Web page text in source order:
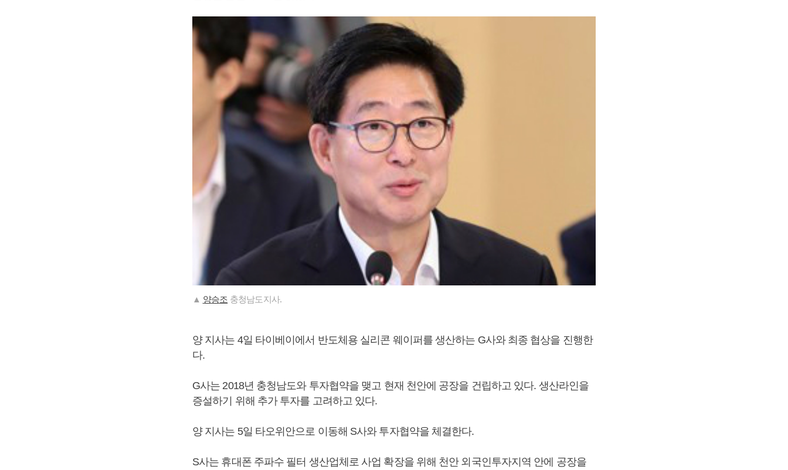
▲ 양승조 충청남도지사.
양 지사는 4일 타이베이에서 반도체용 실리콘 웨이퍼를 생산하는 G사와 최종 협상을 진행한
다.
G사는 2018년 충청남도와 투자협약을 맺고 현재 천안에 공장을 건립하고 있다. 생산라인을
증설하기 위해 추가 투자를 고려하고 있다.
양 지사는 5일 타오위안으로 이동해 S사와 투자협약을 체결한다.
S사는 휴대폰 주파수 필터 생산업체로 사업 확장을 위해 천안 외국인투자지역 안에 공장을